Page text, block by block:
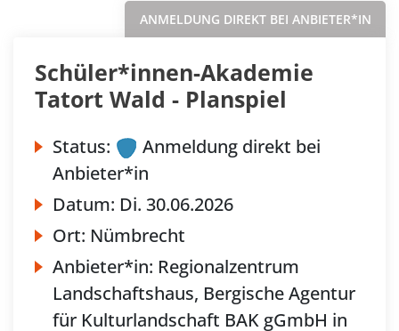
ANMELDUNG DIREKT BEI ANBIETER*IN
Schüler*innen-Akademie
Tatort Wald - Planspiel
Status:
Anmeldung direkt bei
Anbieter*in
Datum: Di. 30.06.2026
Ort: Nümbrecht
Anbieter*in: Regionalzentrum
Landschaftshaus, Bergische Agentur
für Kulturlandschaft BAK gGmbH in